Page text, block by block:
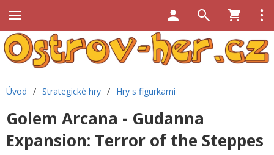
Úvod / Strategické hry / Hry s figurkami
Golem Arcana - Gudanna
Expansion: Terror of the Steppes